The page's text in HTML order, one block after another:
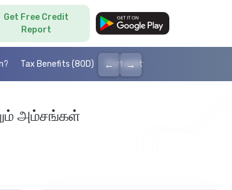
Get Free Credit
Report
Tax Benefits (80D) Portability
← →
அம்சங்கள்